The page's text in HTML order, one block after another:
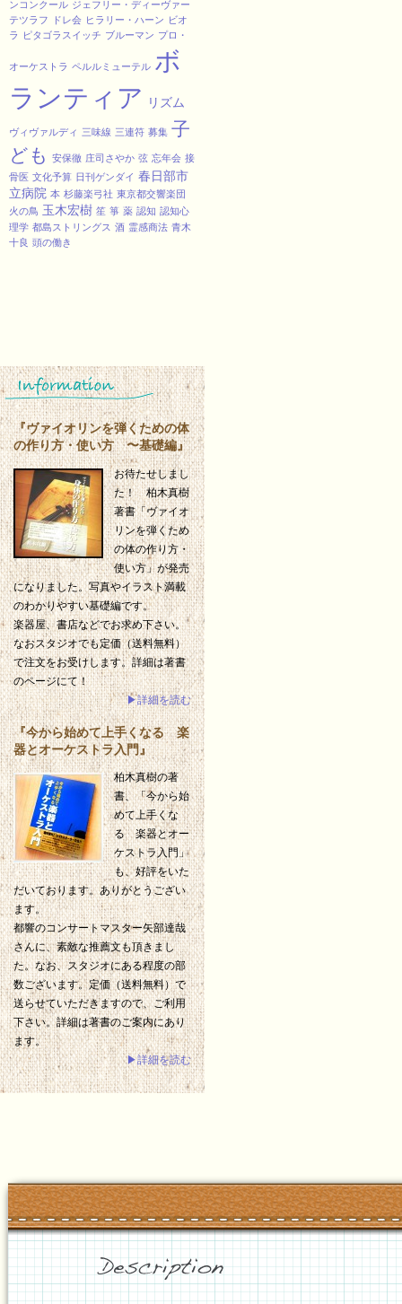
ンコンクール ジェフリー・ディーヴァー
テツラフ
ドレ会 ヒラリー・ハーン ビオ
ラ
ピタゴラスイッチ ブルーマン プロ・
オーケストラ ペルルミューテル ボ
ランティア
リズム
ヴィヴァルディ 三味線 三連符 募集 子
ども
安保徹 庄司さやか 弦 忘年会 接
骨医 文化予算 日刊ゲンダイ 春日部市
立病院 本 杉藤楽弓社 東京都交響楽団
火の鳥 玉木宏樹 笙 箏 薬 認知 認知心
理学 都島ストリングス 酒 霊感商法 青木
十良 頭の働き
『ヴァイオリンを弾くための体
の作り方・使い方 〜基礎編』
お待たせしまし
た！ 柏木真樹
著書「ヴァイオ
リンを弾くため
の体の作り方・
使い方」が発売
になりました。写真やイラスト満載
のわかりやすい基礎編です。
楽器屋、書店などでお求め下さい。
なおスタジオでも定価（送料無料）
で注文をお受けします。詳細は著書
のページにて！
▶詳細を読む
『今から始めて上手くなる 楽
器とオーケストラ入門』
柏木真樹の著
書、「今から始
めて上手くな
る 楽器とオー
ケストラ入門」
も、好評をいた
だいております。ありがとうござい
ます。
都響のコンサートマスター矢部達哉
さんに、素敵な推薦文も頂きまし
た。なお、スタジオにある程度の部
数ございます。定価（送料無料）で
送らせていただきますので、ご利用
下さい。詳細は著書のご案内にあり
ます。
▶詳細を読む